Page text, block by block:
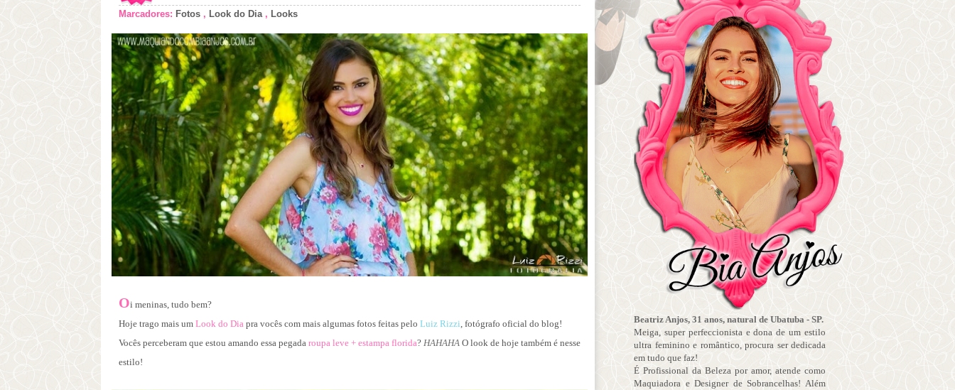
Marcadores: Fotos , Look do Dia, Looks
Oi meninas, tudo bem?
Hoje trago mais um Look do Dia pra vocês com mais algumas fotos feitas pelo Luiz Rizzi, fotógrafo oficial do blog!
Vocês perceberam que estou amando essa pegada roupa leve + estampa florida? HAHAHA O look de hoje também é nesse
estilo!
Beatriz Anjos, 31 anos, natural de Ubatuba - SP.
Meiga, super perfeccionista e dona de um estilo
ultra feminino e romântico, procura ser dedicada
em tudo que faz!
É Profissional da Beleza por amor, atende como
Maquiadora e Designer de Sobrancelhas! Além